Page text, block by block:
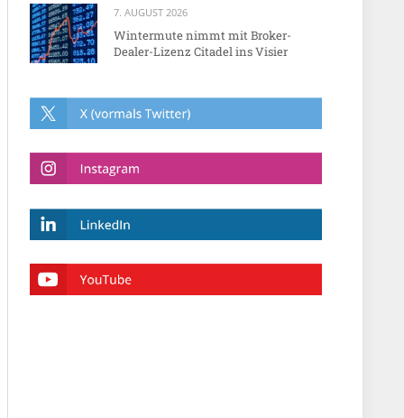
7. AUGUST 2026
Wintermute nimmt mit Broker-
Dealer-Lizenz Citadel ins Visier